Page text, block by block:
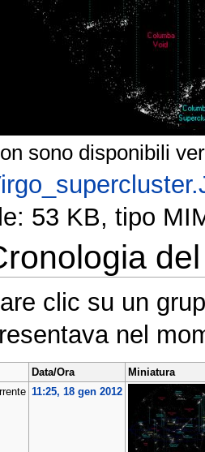
sono disponibili
53 KB, tipo
clic su un
nel
Data/Ora
Miniatura
11:25, 18 gen 2012